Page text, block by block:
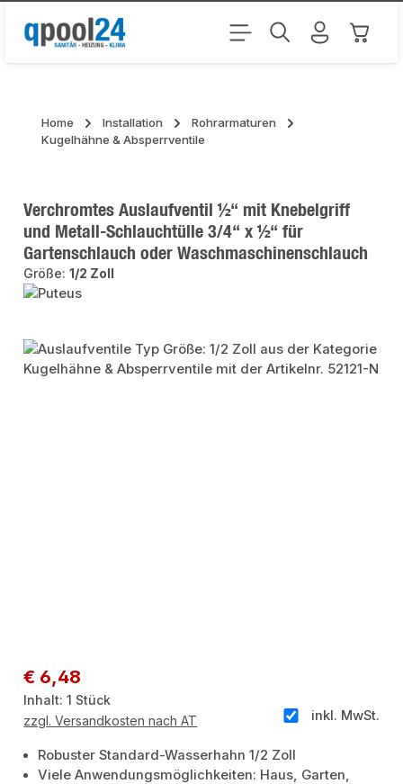
Zum Hauptinhalt springen
Home Installation
Rohrarmaturen
Kugelhähne & Absperrventile
Verchromtes Auslaufventil ½“ mit Knebelgriff
und Metall-Schlauchtülle 3/4“ x ½“ für
Gartenschlauch oder Waschmaschinenschlauch
Größe:1/2 Zoll
Bildergalerie überspringen
Regulärer Preis:
€ 6,48
Inhalt:1 Stück
inkl. MwSt.
zzgl. Versandkosten nach AT
Robuster Standard-Wasserhahn 1/2 Zoll
Viele Anwendungsmöglichkeiten: Haus, Garten,